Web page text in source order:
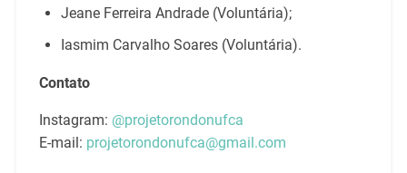
Jeane Ferreira Andrade (Voluntária);
Iasmim Carvalho Soares (Voluntária).
Contato
Instagram: @projetorondonufca
E-mail: projetorondonufca@gmail.com